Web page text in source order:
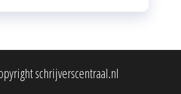
schrijverscentraal.nl